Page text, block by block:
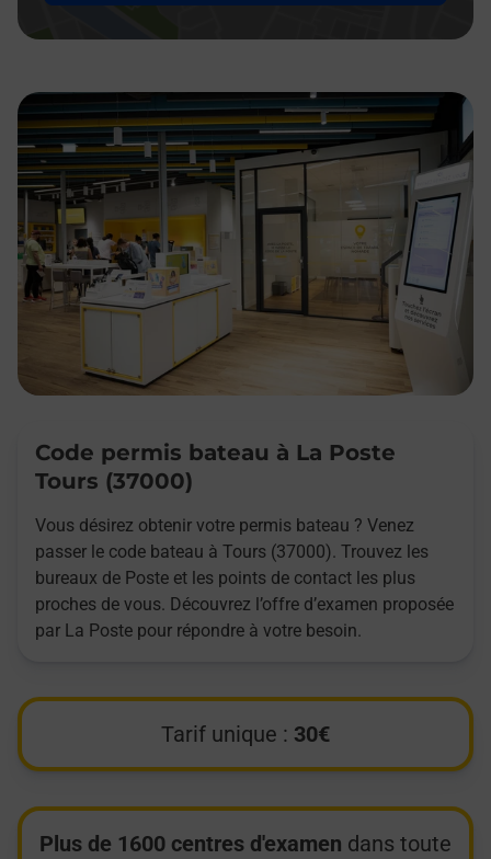
Code permis bateau à La Poste
Tours (37000)
Vous désirez obtenir votre permis bateau ? Venez
passer le code bateau à Tours (37000). Trouvez les
bureaux de Poste et les points de contact les plus
proches de vous. Découvrez l’offre d’examen proposée
par La Poste pour répondre à votre besoin.
Tarif unique : 30€
Plus de 1600 centres d'examen dans toute